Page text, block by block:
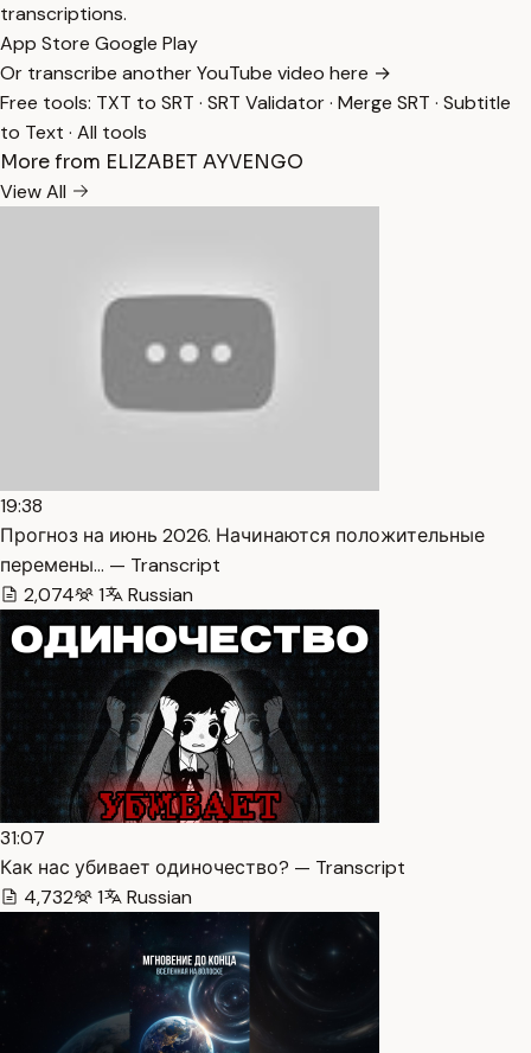
transcriptions.
App Store Google Play
Or transcribe another YouTube video here →
Free tools: TXT to SRT · SRT Validator· Merge SRT · Subtitle
to Text · All tools
More from ELIZABET AYVENGO
View All
19:38
Прогноз на июнь 2026. Начинаются положительные
перемены… — Transcript
2,074
1 Russian
31:07
Как нас убивает одиночество? — Transcript
4,732
1 Russian